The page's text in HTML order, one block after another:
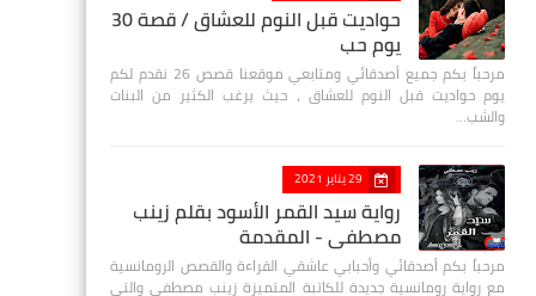
حواديت قبل النوم للعشاق / قصة 30
يوم حب
مرحباً بكم جميع أصدقائي ومتابعي موقعنا قصص 26 نقدم لكم
يوم حواديت قبل النوم للعشاق ، حيث يرغب الكثير من البنات
والشب…
29 يناير 2021
رواية سيد القمر الأسود بقلم زينب
مصطفي - المقدمة
مرحباً بكم أصدقائي وأحبابي عاشقي القراءة والقصص الرومانسية
مع رواية رومانسية جديدة للكاتبة المتميزة زينب مصطفى والتي